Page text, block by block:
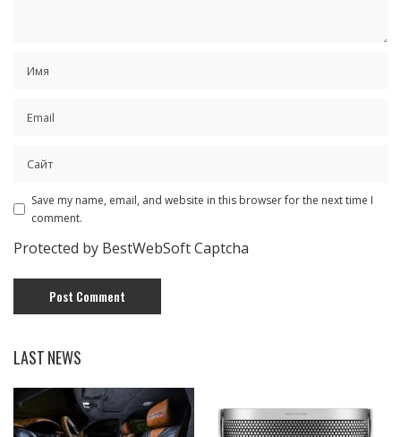
Save my name, email, and website in this browser for the next time I
comment.
Protected by BestWebSoft Captcha
LAST NEWS